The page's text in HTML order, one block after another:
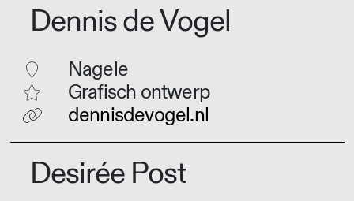
Dennis de Vogel
Nagele
Grafisch ontwerp
dennisdevogel.nl
Desirée Post